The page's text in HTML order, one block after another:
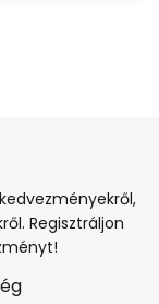
Regisztráljon